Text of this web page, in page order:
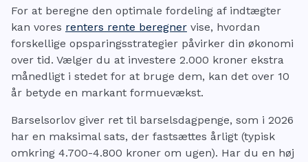
For at beregne den optimale fordeling af indtægter
kan vores renters rente beregner vise, hvordan
forskellige opsparingsstrategier påvirker din økonomi
over tid. Vælger du at investere 2.000 kroner ekstra
månedligt i stedet for at bruge dem, kan det over 10
år betyde en markant formuevækst.
Barselsorlov giver ret til barselsdagpenge, som i 2026
har en maksimal sats, der fastsættes årligt (typisk
omkring 4.700-4.800 kroner om ugen). Har du en høj